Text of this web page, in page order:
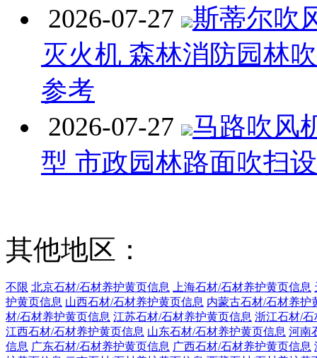
2026-07-27
斯蒂尔吹
灭火机 森林消防园林
参考
2026-07-27
马路吹风
型 市政园林路面吹扫
其他地区：
不限 北京石材/石材养护黄页信息 上海石材/石材养护黄页信息
护黄页信息 山西石材/石材养护黄页信息 内蒙古石材/石材养护
材/石材养护黄页信息 江苏石材/石材养护黄页信息 浙江石材/
江西石材/石材养护黄页信息 山东石材/石材养护黄页信息 河南
信息 广东石材/石材养护黄页信息 广西石材/石材养护黄页信息